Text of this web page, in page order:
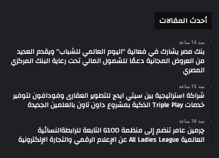
أحدث المقالات
منذ 14 ساعة
بنك مصر يشارك في فعالية “اليوم العالمي للشباب” ويقدم العديد
من العروض المجانية دعمًا للشمول المالي تحت رعاية البنك المركزي
المصري
منذ 15 ساعة
شراكة استراتيجية بين سيتي ايدج للتطوير العقارى وفودافون لتوفير
خدمات Triple Play الذكية بمشروع داون تاون بالعلمين الجديدة
منذ 16 ساعة
چرمين عامر تنضم إلى منظمة G100 التابعة للرابطةالنسائية
العالمية All Ladies League عن الإعلام الرقمي والتجارة الإلكترونية